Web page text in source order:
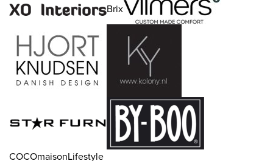
Brix
COCOmaisonLifestyle